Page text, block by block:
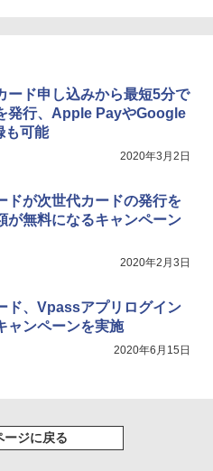
ード申し込みから最短5分で
発行、Apple PayやGoogle
も可能
2020年3月2日
ドが次世代カードの発行を
が無料になるキャンペーン
2020年2月3日
ド、Vpassアプリログイン
ャンペーンを実施
2020年6月15日
ージに戻る